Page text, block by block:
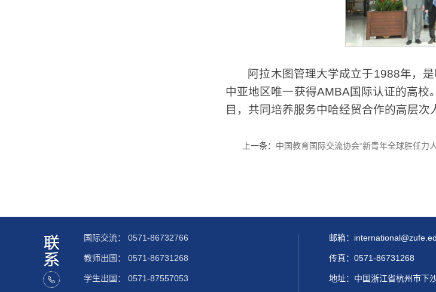
阿拉木图管理大学成立于1988年，
中亚地区唯一获得AMBA国际认证的高
目，共同培养服务中哈经贸合作的高层次
上一条： 中国教育国际交流协会“新青年全球胜任力
国际交流： 0571-86732766
教师出国： 0571-86731268
学生出国： 0571-87557053
邮箱：
传真：0571-86731268
地址：中国浙江省杭州市下